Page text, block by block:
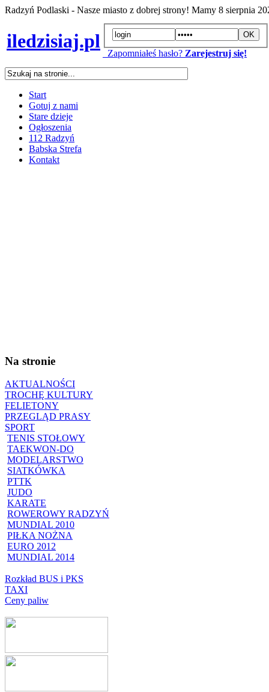
Radzyń Podlaski - Nasze miasto z dobrej strony! Mamy 8 sierpnia
iledzisiaj.pl
Zapomniałeś hasło? Zarejestruj się!
Start
Gotuj z nami
Stare dzieje
Ogłoszenia
112 Radzyń
Babska Strefa
Kontakt
Na stronie
AKTUALNOŚCI
TROCHĘ KULTURY
FELIETONY
PRZEGLĄD PRASY
SPORT
TENIS STOŁOWY
TAEKWON-DO
MODELARSTWO
SIATKÓWKA
PTTK
JUDO
KARATE
ROWEROWY RADZYŃ
MUNDIAL 2010
PIŁKA NOŻNA
EURO 2012
MUNDIAL 2014
Rozkład BUS i PKS
TAXI
Ceny paliw